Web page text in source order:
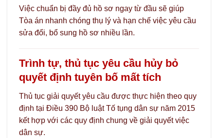
Việc chuẩn bị đầy đủ hồ sơ ngay từ đầu sẽ giúp
Tòa án nhanh chóng thụ lý và hạn chế việc yêu cầu
sửa đổi, bổ sung hồ sơ nhiều lần.
Trình tự, thủ tục yêu cầu hủy bỏ
quyết định tuyên bố mất tích
Thủ tục giải quyết yêu cầu được thực hiện theo quy
định tại Điều 390 Bộ luật Tố tụng dân sự năm 2015
kết hợp với các quy định chung về giải quyết việc
dân sự.